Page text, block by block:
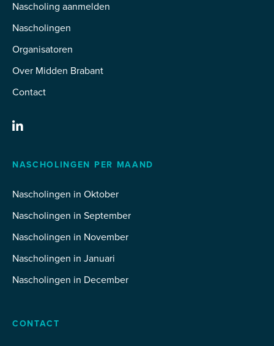
Nascholing aanmelden
Nascholingen
Organisatoren
Over Midden Brabant
Contact
NASCHOLINGEN PER MAAND
Nascholingen in Oktober
Nascholingen in September
Nascholingen in November
Nascholingen in Januari
Nascholingen in December
CONTACT